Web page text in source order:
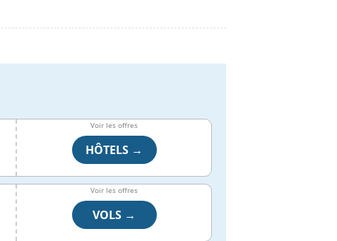
Voir les offres
HÔTELS →
Voir les offres
VOLS →